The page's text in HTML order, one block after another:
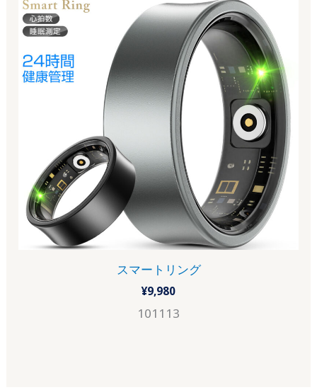
スマートリング
¥9,980
101113